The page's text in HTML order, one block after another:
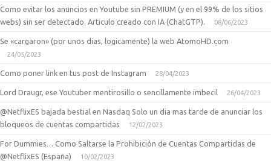
Como evitar los anuncios en Youtube sin PREMIUM (y en el 99% de los sitios
webs) sin ser detectado. Articulo creado con IA (ChatGTP).
08/06/2023
Se «cargaron» (por unos dias, logicamente) la web AtomoHD.com
24/05/2023
Como poner link en tus post de Instagram 28/04/2023
Lord Draugr, ese Youtuber mentirosillo o sencillamente imbecil 26/04/2023
@NetflixES bajada bestial en Nasdaq Solo un dia mas tarde de anunciar los
bloqueos de cuentas compartidas
12/02/2023
For Dummies… Como Saltarse la Prohibición de Cuentas Compartidas de
@NetflixES (España)
10/02/2023